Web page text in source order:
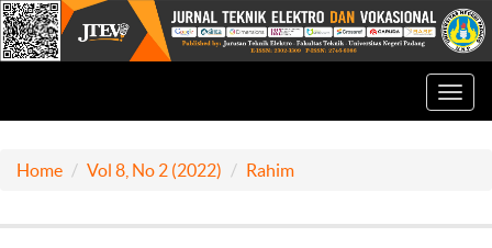
Home Vol 8, No 2 (2022) Rahim